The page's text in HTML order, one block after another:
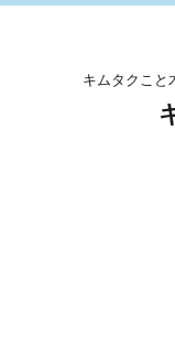
キムタクこと